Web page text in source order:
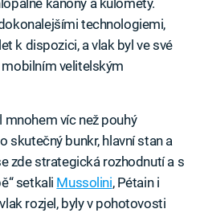
kanony a kulomety.
technologiemi,
k dispozici, a vlak byl ve své
velitelským
víc než pouhý
skutečný bunkr, hlavní stan a
zde strategická rozhodnutí a s
setkali Mussolini, Pétain i
rozjel, byly v pohotovosti